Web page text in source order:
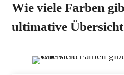
Wie viele Farben
ultimative Übersicht